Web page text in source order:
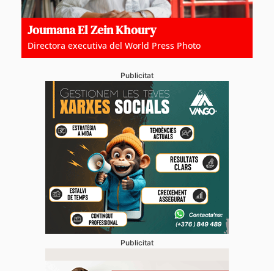
Joumana El Zein Khoury
Directora executiva del World Press Photo
Publicitat
Publicitat